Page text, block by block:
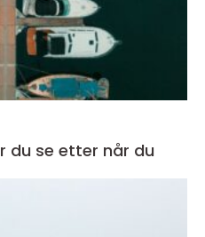
du se etter når du